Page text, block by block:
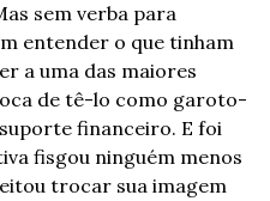
sem verba para
entender o que tinham
a uma das maiores
de tê-lo como garoto-
financeiro. E foi
fisgou ninguém menos
trocar sua imagem